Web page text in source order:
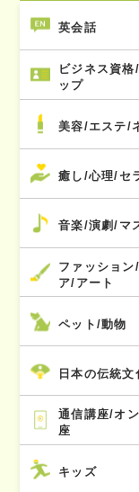
英会話
ビジネス資
ップ
美容/エステ/
癒し/心理/セ
音楽/演劇/マ
ファッション
ア/アート
ペット/動物
日本の伝統文
通信講座/オ
座
キッズ